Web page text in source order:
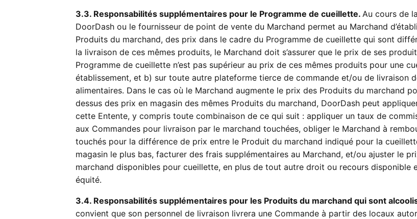
3.3. Responsabilités supplémentaires pour le Programme de cueillette. Au cours de
DoorDash ou le fournisseur de point de vente du Marchand permet au Marchand
Produits du marchand, des prix dans le cadre du Programme de cueillette qui sont
la livraison de ces mêmes produits, le Marchand doit s’assurer que le prix de ses
Programme de cueillette n’est pas supérieur au prix de ces mêmes produits pour une
établissement, et b) sur toute autre plateforme tierce de commande et/ou de livraison
alimentaires. Dans le cas où le Marchand augmente le prix des Produits du marchand
dessus des prix en magasin des mêmes Produits du marchand, DoorDash peut
cette Entente, y compris toute combinaison de ce qui suit : appliquer un taux de
aux Commandes pour livraison par le marchand touchées, obliger le Marchand à
touchés pour la différence de prix entre le Produit du marchand indiqué pour la
magasin le plus bas, facturer des frais supplémentaires au Marchand, et/ou ajuster le
marchand disponibles pour cueillette, en plus de tout autre droit ou recours disponible
équité.
3.4. Responsabilités supplémentaires pour les Produits du marchand qui sont
convient que son personnel de livraison livrera une Commande à partir des locaux